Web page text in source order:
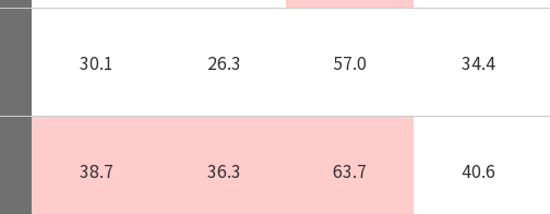
30.1 26.3 57.0 34.4
38.7 36.3 63.7 40.6